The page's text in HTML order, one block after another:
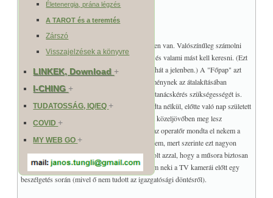
Életenergia, prána légzés
A TAROT és a teremtés
Zárszó
Visszajelzések a könyvre
LINKEK, Download+
I-CHING+
TUDATOSSÁG, IQ/EQ+
COVID+
MY WEB GO+
3. 5 - Főpap
Értelmezés:
Sajnos komoly változás várható, illetve már jelen van. Valószínűleg számolni
kell azzal, hogy megszűnik ennek a lehetősége és valami mást kell keresni. (Ezt
a "Halál" kártya jelzi, ami a súlytpotban van, tehát a jelenben.) A "Főpap" azt
mutatja, hogy a megoldás ennek a negatív eseménynek az átalakításában
(átváltoztatásában) lesz keresendő. Jelentheti a tanácskérés szükségességét is.
Érdekességként elmondom, hogy a kérdező tudta nélkül, előtte való nap született
meg az igazgatósági döntés, hogy ez a műsor a közeljövőben meg lesz
szüntetve, amit csak később tudtam meg. (Ezt az operatőr mondta el nekem a
jóslás után négyszemközt, amikor gratulált nekem, mert szerinte ezt nagyon
eltaláltam.) A kérdező viszont később megvádolt azzal, hogy a műsora biztosan
azért lett megszüntetve, mert én ezt megjósoltam neki a TV kamerái előtt egy
beszélgetés során (mivel ő nem tudott az igazgatósági döntésről).